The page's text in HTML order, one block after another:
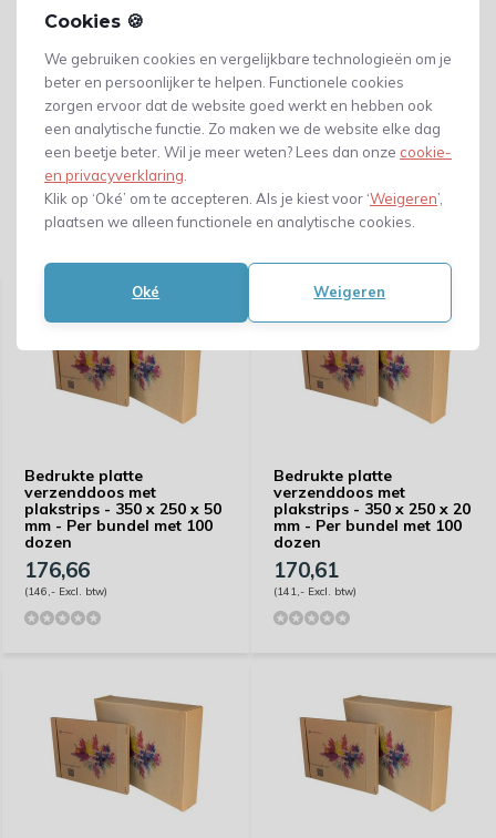
Cookies 🍪
We gebruiken cookies en vergelijkbare technologieën om je
beter en persoonlijker te helpen. Functionele cookies
zorgen ervoor dat de website goed werkt en hebben ook
een analytische functie. Zo maken we de website elke dag
een beetje beter. Wil je meer weten? Lees dan onze cookie-
en privacyverklaring
Klik op ‘Oké’ om te accepteren. Als je kiest voor ‘Weigeren’,
plaatsen we alleen functionele en analytische cookies.
Oké Weigeren
Bedrukte platte
verzenddoos met
plakstrips - 350 x 250 x 50
mm - Per bundel met 100
dozen
176,66
(146,- Excl. btw)
Bedrukte platte
verzenddoos met
plakstrips - 350 x 250 x 20
mm - Per bundel met 100
dozen
170,61
(141,- Excl. btw)